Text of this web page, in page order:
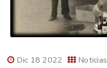
Dic 18 2022 Noticias